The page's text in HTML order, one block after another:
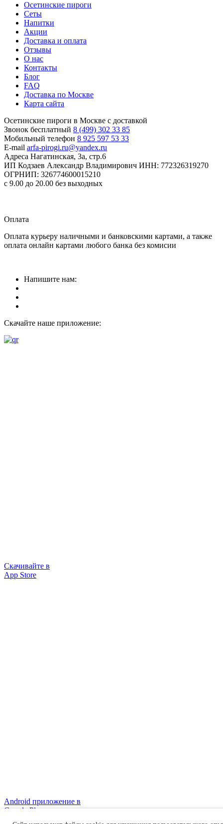
Осетинские пироги
Сеты
Напитки
Акции
Доставка и оплата
Отзывы
О нас
Контакты
Блог
FAQ
Доставка по Москве
Карта сайта
Осетинские пироги в Москве с доставкой
Звонок бесплатный 8 (499) 302 33 85
Мобильный телефон 8 925 597 53 33
E-mail arfa-pirogi.ru@yandex.ru
Адреса Нагатинская, 3а, стр.6
ИП Кодзаев Александр Владимирович ИНН: 772326319270
ОГРНИП: 326774600015210
с 9.00 до 20.00 без выходных
Оплата
Оплата курьеру наличными и банковскими картами, а также
оплата онлайн картами любого банка без комисии
Напишите нам:
Скачайте наше приложение:
Скачивайте в
App Store
Android приложение в
Google Play